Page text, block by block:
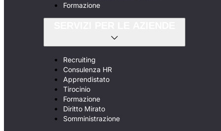
Formazione
Recruiting
Consulenza HR
Apprendistato
Tirocinio
Formazione
Diritto Mirato
Somministrazione